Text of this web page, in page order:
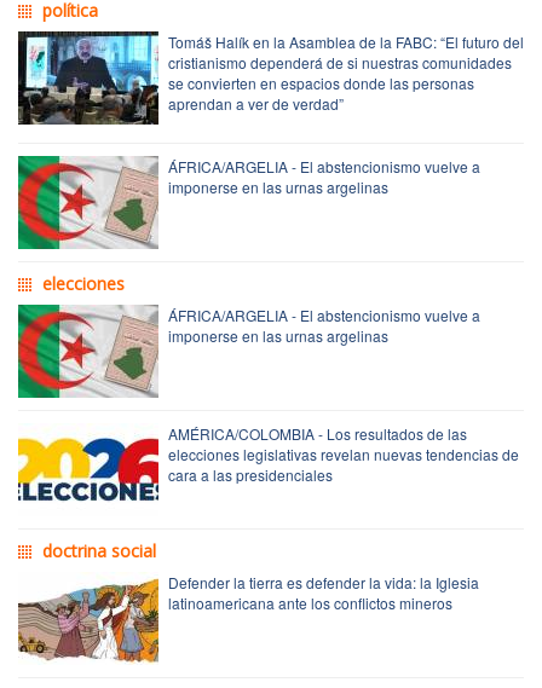
política
Tomáš Halík en la Asamblea de la FABC: “El futuro del
cristianismo dependerá de si nuestras comunidades
se convierten en espacios donde las personas
aprendan a ver de verdad”
ÁFRICA/ARGELIA - El abstencionismo vuelve a
imponerse en las urnas argelinas
elecciones
ÁFRICA/ARGELIA - El abstencionismo vuelve a
imponerse en las urnas argelinas
AMÉRICA/COLOMBIA - Los resultados de las
elecciones legislativas revelan nuevas tendencias de
cara a las presidenciales
doctrina social
Defender la tierra es defender la vida: la Iglesia
latinoamericana ante los conflictos mineros